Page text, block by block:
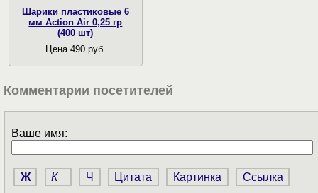
Шарики пластиковые 6
мм Action Air 0,25 гр
(400 шт)
Цена 490 руб.
Комментарии посетителей
Ваше имя:
Ж К Ч Цитата Картинка Ссылка